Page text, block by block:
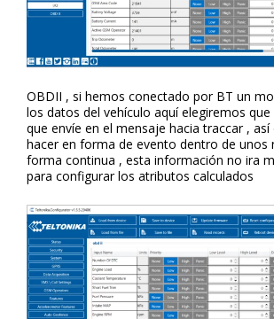
OBDII , si hemos conectado por BT un
los datos del vehículo aquí elegiremos
que envíe en el mensaje hacia traccar ,
hacer en forma de evento dentro de unos
forma continua , esta información no ira
para configurar los atributos calculados